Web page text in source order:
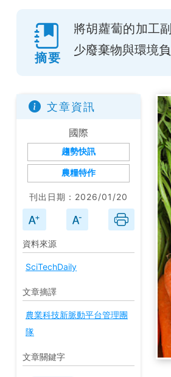
摘要
將胡蘿蔔的加工
少廢棄物與環境
文章資訊
國際
趨勢快訊
農糧特作
刊出日期：2026/01/20
資料來源
SciTechDaily
文章摘譯
農業科技新脈動平台管理團
隊
文章關鍵字